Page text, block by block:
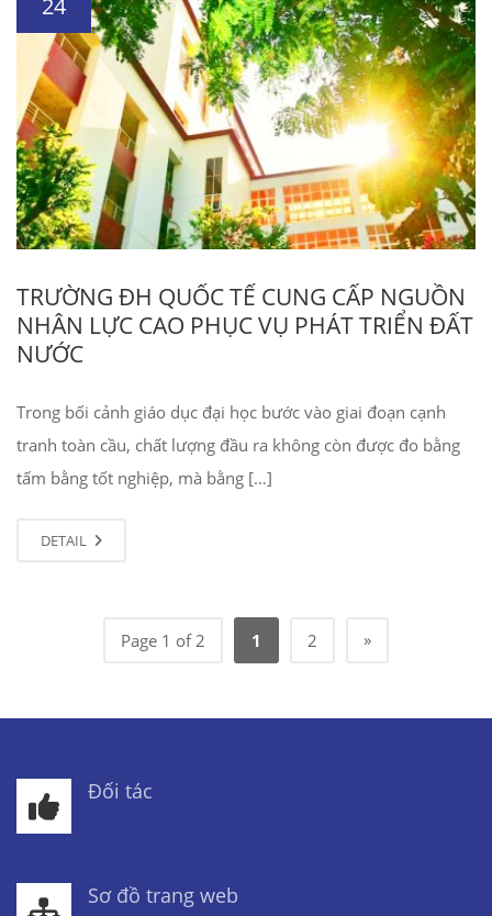
TRƯỜNG ĐH QUỐC TẾ CUNG CẤP NGUỒN
NHÂN LỰC CAO PHỤC VỤ PHÁT TRIỂN ĐẤT
NƯỚC
Trong bối cảnh giáo dục đại học bước vào giai đoạn cạnh
tranh toàn cầu, chất lượng đầu ra không còn được đo bằng
tấm bằng tốt nghiệp, mà bằng […]
DETAIL
Page 1 of 2 1 2 »
Đối tác
Sơ đồ trang web